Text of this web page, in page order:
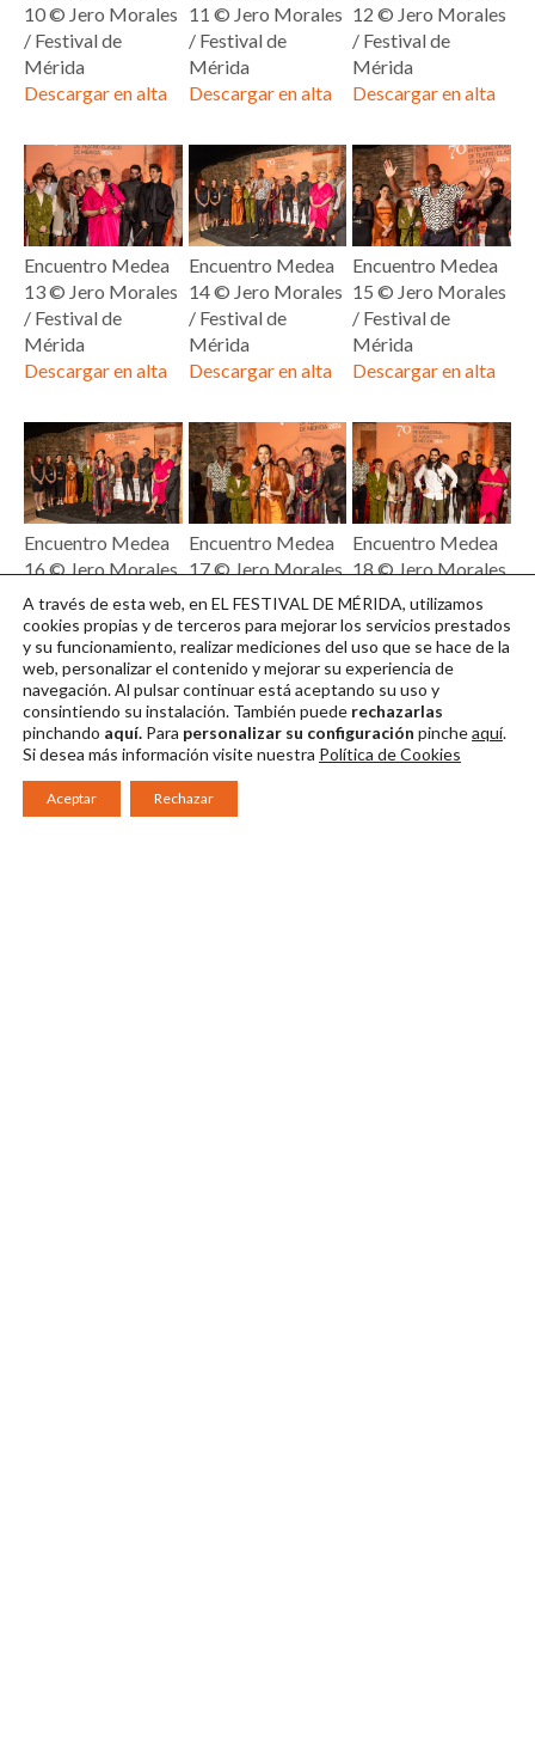
10 ©️ Jero Morales
/ Festival de
Mérida
Descargar en alta
11 ©️ Jero Morales
/ Festival de
Mérida
Descargar en alta
12 ©️ Jero Morales
/ Festival de
Mérida
Descargar en alta
Encuentro Medea
13 ©️ Jero Morales
/ Festival de
Mérida
Descargar en alta
Encuentro Medea
14 ©️ Jero Morales
/ Festival de
Mérida
Descargar en alta
Encuentro Medea
15 ©️ Jero Morales
/ Festival de
Mérida
Descargar en alta
Encuentro Medea
16 ©️ Jero Morales
/ Festival de
Mérida
Descargar en alta
Encuentro Medea
17 ©️ Jero Morales
/ Festival de
Mérida
Descargar en alta
Encuentro Medea
18 ©️ Jero Morales
/ Festival de
Mérida
Descargar en alta
A través de esta web, en EL FESTIVAL DE MÉRIDA, utilizamos
cookies propias y de terceros para mejorar los servicios prestados
y su funcionamiento, realizar mediciones del uso que se hace de la
web, personalizar el contenido y mejorar su experiencia de
navegación. Al pulsar continuarestá aceptando su uso y
consintiendo su instalación. También puede rechazarlas
pinchando aquí. Para personalizar su configuración pincheaquí.
Si desea más información visite nuestra Política de Cookies
Aceptar Rechazar